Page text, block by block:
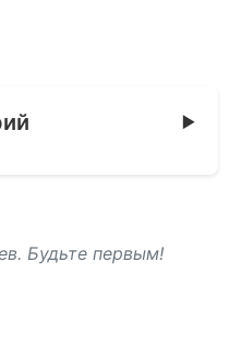
Будьте первым!